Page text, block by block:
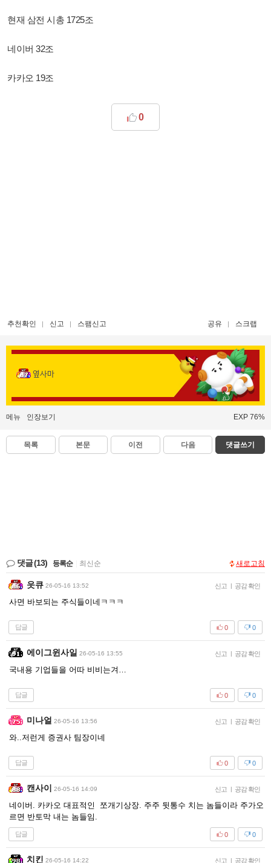
현재 삼전 시총 1725조
네이버 32조
카카오 19조
0
추천확인 신고 스팸신고 공유 스크랩
옆사마
메뉴 인장보기 EXP 76%
목록 본문 이전 다음 댓글쓰기
댓글(13) 등록순 최신순 새로고침
읏큐 26-05-16 13:52 신고 | 공감 확인
사면 바보되는 주식들이네ㅋㅋㅋ
답글 0
0
에이그윈사일 26-05-16 13:55 신고 | 공감 확인
국내용 기업들을 어따 비비는겨…
답글 0
0
미나얼 26-05-16 13:56 신고 | 공감 확인
와..저런게 증권사 팀장이네
답글 0
0
캔사이 26-05-16 14:09 신고 | 공감 확인
네이버. 카카오 대표적인 쪼개기상장. 주주 뒷통수 치는 놈들이라 주가오
르면 반토막 내는 놈들임.
답글 0
0
치킨 26-05-16 14:22 신고 | 공감 확인